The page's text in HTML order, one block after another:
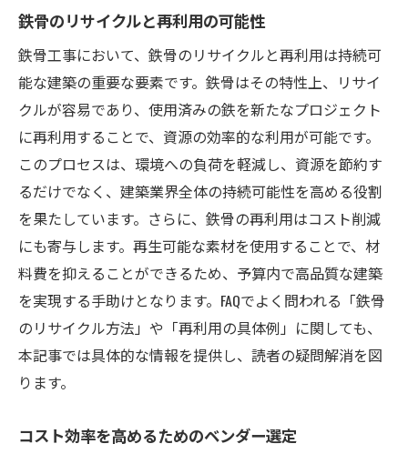
鉄骨のリサイクルと再利用の可能性
鉄骨工事において、鉄骨のリサイクルと再利用は持続可
能な建築の重要な要素です。鉄骨はその特性上、リサイ
クルが容易であり、使用済みの鉄を新たなプロジェクト
に再利用することで、資源の効率的な利用が可能です。
このプロセスは、環境への負荷を軽減し、資源を節約す
るだけでなく、建築業界全体の持続可能性を高める役割
を果たしています。さらに、鉄骨の再利用はコスト削減
にも寄与します。再生可能な素材を使用することで、材
料費を抑えることができるため、予算内で高品質な建築
を実現する手助けとなります。FAQでよく問われる「鉄骨
のリサイクル方法」や「再利用の具体例」に関しても、
本記事では具体的な情報を提供し、読者の疑問解消を図
ります。
コスト効率を高めるためのベンダー選定